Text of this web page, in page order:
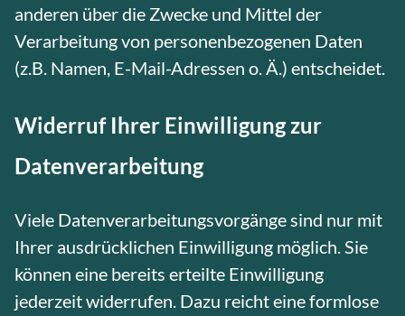
anderen über die Zwecke und Mittel der
Verarbeitung von personenbezogenen Daten
(z.B. Namen, E-Mail-Adressen o. Ä.) entscheidet.
Widerruf Ihrer Einwilligung zur
Datenverarbeitung
Viele Datenverarbeitungsvorgänge sind nur mit
Ihrer ausdrücklichen Einwilligung möglich. Sie
können eine bereits erteilte Einwilligung
jederzeit widerrufen. Dazu reicht eine formlose